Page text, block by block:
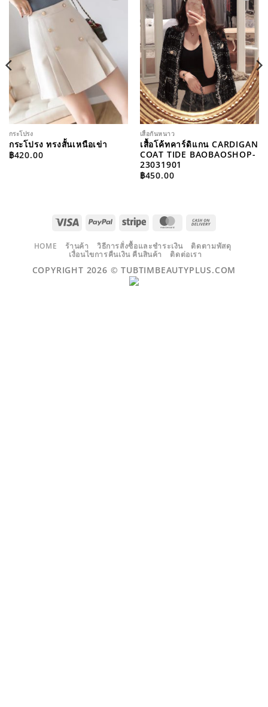
WISHLIST
กระโปรง
กระโปรง ทรงสั้นเหนือเข่า
฿420.00
ADD TO
WISHLIST
เสื้อกันหนาว
เสื้อโค้ทคาร์ดิแกน CARDIGAN
COAT TIDE BAOBAOSHOP-
23031901
฿450.00
VISA PAYPALSTRIPE MASTERCARD
DELIVERY
HOME ร้านค้า วิธีการสั่งซื้อและชำระเงิน
ติดตามพัสดุ
เงื่อนไขการคืนเงิน คืนสินค้า
ติดต่อเรา
COPYRIGHT 2026 ©TUBTIMBEAUTYPLUS.COM